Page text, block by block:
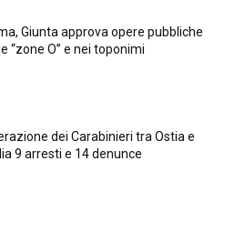
Giunta approva opere pubbliche
“zone O” e nei toponimi
dei Carabinieri tra Ostia e
9 arresti e 14 denunce